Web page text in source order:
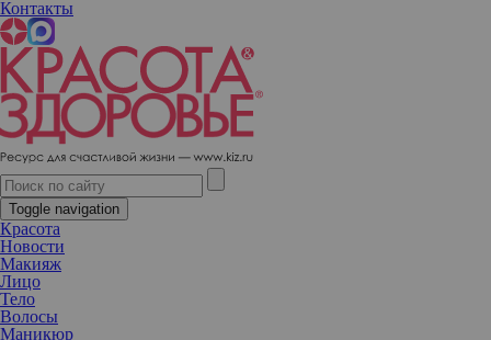
Контакты
Toggle navigation
Красота
Новости
Макияж
Лицо
Тело
Волосы
Маникюр
Бродвейский мюзикл «Поймай меня, если сможешь» в Москве